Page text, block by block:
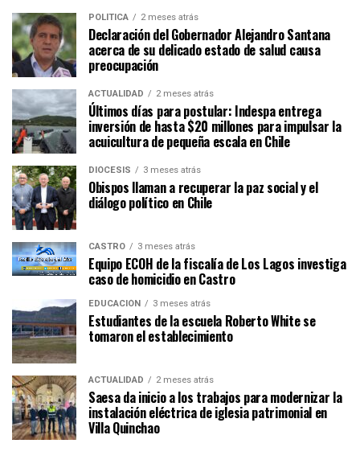
POLÍTICA 2 meses atrás
Declaración del Gobernador Alejandro Santana
acerca de su delicado estado de salud causa
preocupación
ACTUALIDAD 2 meses atrás
Últimos días para postular: Indespa entrega
inversión de hasta $20 millones para impulsar la
acuicultura de pequeña escala en Chile
DIÓCESIS 3 meses atrás
Obispos llaman a recuperar la paz social y el
diálogo político en Chile
CASTRO 3 meses atrás
Equipo ECOH de la fiscalía de Los Lagos investiga
caso de homicidio en Castro
EDUCACIÓN 3 meses atrás
Estudiantes de la escuela Roberto White se
tomaron el establecimiento
ACTUALIDAD 2 meses atrás
Saesa da inicio a los trabajos para modernizar la
instalación eléctrica de iglesia patrimonial en
Villa Quinchao